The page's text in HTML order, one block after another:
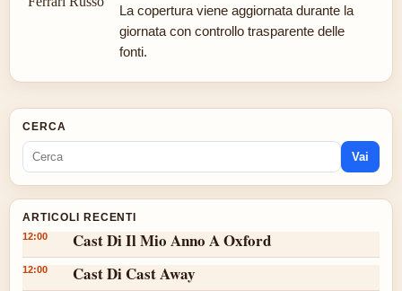
La copertura viene aggiornata durante la
giornata con controllo trasparente delle
fonti.
CERCA
Vai
ARTICOLI RECENTI
12:00 Cast Di Il Mio Anno A Oxford
12:00 Cast Di Cast Away